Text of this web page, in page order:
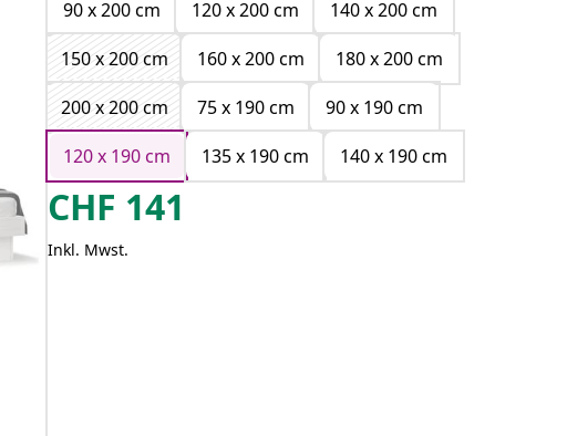
90 x 200 cm
120 x 200 cm
140 x 200 cm
150 x 200 cm
160 x 200 cm
180 x 200 cm
200 x 200 cm
75 x 190 cm
90 x 190 cm
120 x 190 cm
135 x 190 cm 140 x 190 cm
CHF 141
Inkl. Mwst.